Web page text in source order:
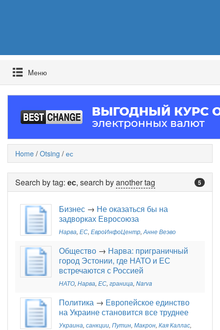
Mеню
Home / Otsing / ес
5
Search by tag: ес, search byanother tag
Бизнес → Не оказаться бы на
задворках Евросоюза
Нарва, ЕС, ЕвроИнфоЦентр,Анне Веэво
Общество → Нарва: приграничный
город Эстонии, где НАТО и ЕС
встречаются с Россией
НАТО, Нарва, ЕС, граница, Narva
Политика → Европейское единство
на Украине становится все труднее
Украина, санкции, Путин, Макрон, Кая Каллас,